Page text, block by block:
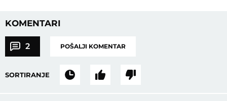
KOMENTARI
2 POŠALJI KOMENTAR
SORTIRANJE